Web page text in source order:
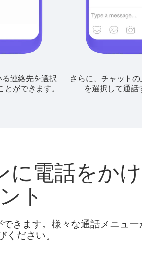
連絡先を選択
ができます。
さらに、チャット
を選択して通話
に電話をか
ト
きます。様々な通話メニュ
ください。